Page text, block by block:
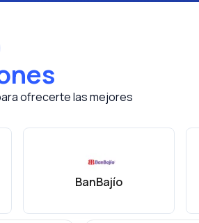
ofrecerte las mejores
BanBajío